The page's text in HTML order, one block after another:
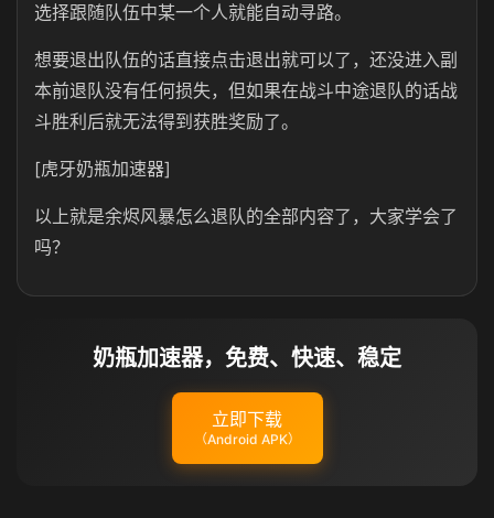
选择跟随队伍中某一个人就能自动寻路。
想要退出队伍的话直接点击退出就可以了，还没进入副
本前退队没有任何损失，但如果在战斗中途退队的话战
斗胜利后就无法得到获胜奖励了。
[虎牙奶瓶加速器]
以上就是余烬风暴怎么退队的全部内容了，大家学会了
吗？
奶瓶加速器，免费、快速、稳定
立即下载
（Android APK）